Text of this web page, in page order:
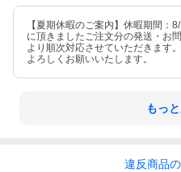
【夏期休暇のご案内】休暇期間：
に頂きましたご注文分の発送・お
より順次対応させていただきます
よろしくお願いいたします。
もっ
違反商品の